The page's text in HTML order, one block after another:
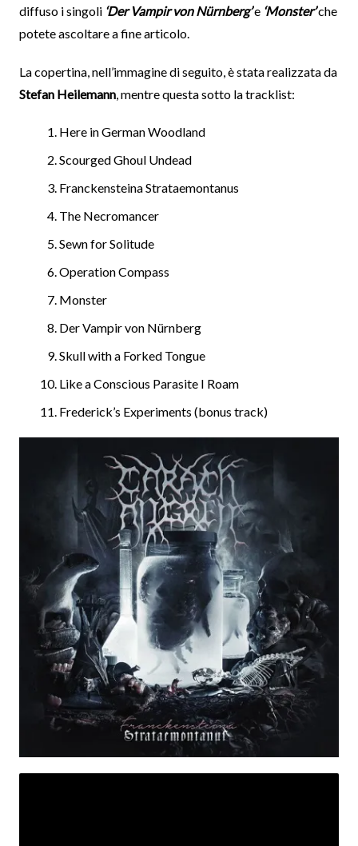
diffuso i singoli ‘Der Vampir von Nürnberg’e ‘Monster’che
potete ascoltare a fine articolo.
La copertina, nell’immagine di seguito, è stata realizzata da
Stefan Heilemann, mentre questa sotto la tracklist:
Here in German Woodland
Scourged Ghoul Undead
Franckensteina Strataemontanus
The Necromancer
Sewn for Solitude
Operation Compass
Monster
Der Vampir von Nürnberg
Skull with a Forked Tongue
Like a Conscious Parasite I Roam
Frederick’s Experiments (bonus track)